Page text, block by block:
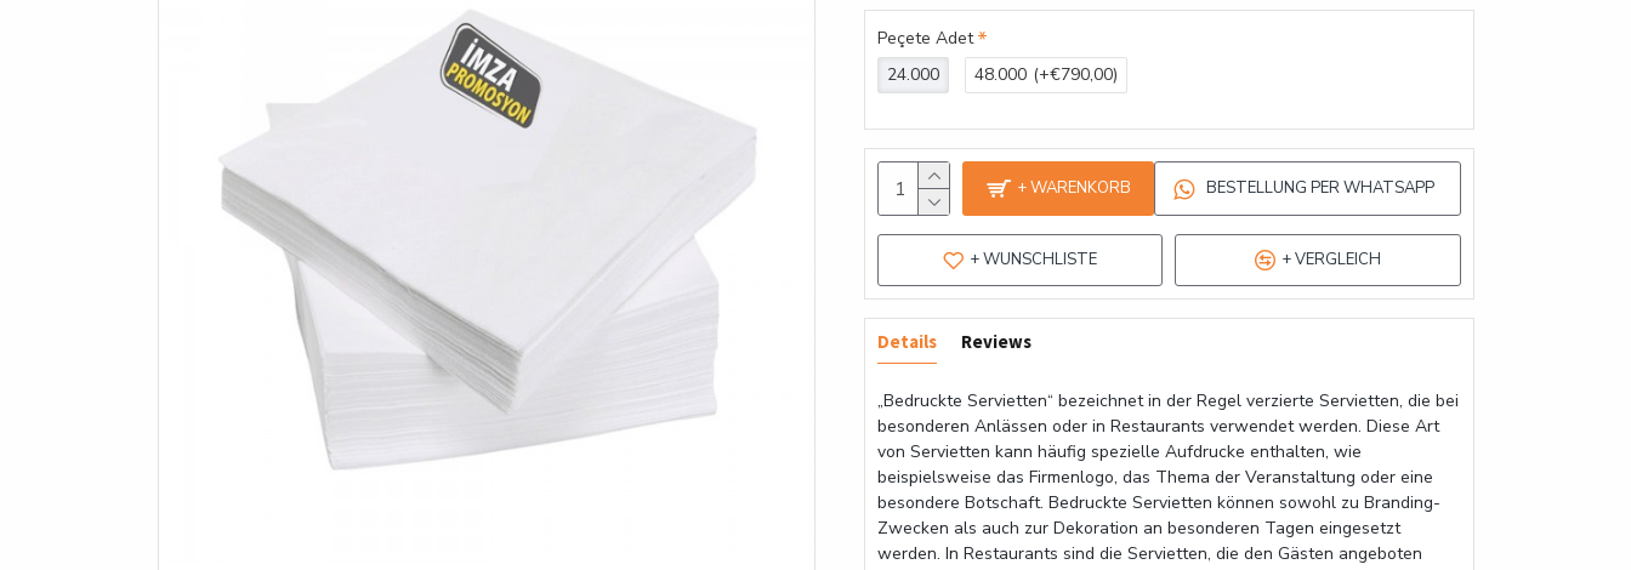
Peçete Adet
24.000
48.000 (+€790,00)
+ WARENKORB BESTELLUNG PER WHATSAPP
+ WUNSCHLISTE + VERGLEICH
Details Reviews
„Bedruckte Servietten“ bezeichnet in der Regel verzierte Servietten, die bei
besonderen Anlässen oder in Restaurants verwendet werden. Diese Art
von Servietten kann häufig spezielle Aufdrucke enthalten, wie
beispielsweise das Firmenlogo, das Thema der Veranstaltung oder eine
besondere Botschaft. Bedruckte Servietten können sowohl zu Branding-
Zwecken als auch zur Dekoration an besonderen Tagen eingesetzt
werden. In Restaurants sind die Servietten, die den Gästen angeboten